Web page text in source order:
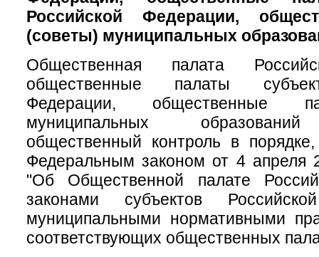
Российской Федерации,
(советы) муниципальных
Общественная палата
общественные палаты
Федерации, общественные
муниципальных
общественный контроль в
Федеральным законом от 4 апреля
"Об Общественной палате
законами субъектов
муниципальными нормативными
соответствующих общественных